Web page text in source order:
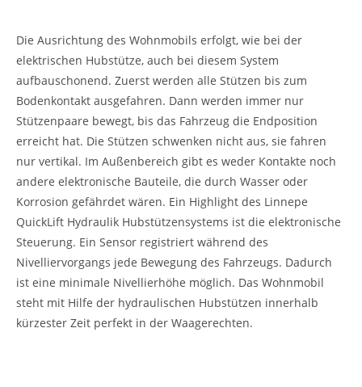
Die Ausrichtung des Wohnmobils erfolgt, wie bei der
elektrischen Hubstütze, auch bei diesem System
aufbauschonend. Zuerst werden alle Stützen bis zum
Bodenkontakt ausgefahren. Dann werden immer nur
Stützen­paare bewegt, bis das Fahrzeug die Endposition
erreicht hat. Die Stützen schwenken nicht aus, sie fahren
nur vertikal. Im Außenbereich gibt es weder Kontakte noch
andere elektronische Bauteile, die durch Wasser oder
Korrosion gefährdet wären. Ein Highlight des Linnepe
QuickLift Hydraulik Hubstützensystems ist die elektronische
Steuerung. Ein Sensor registriert während des
Nivelliervorgangs jede Bewegung des Fahrzeugs. Dadurch
ist eine minimale Nivellierhöhe möglich. Das Wohnmobil
steht mit Hilfe der hydraulischen Hubstützen innerhalb
kürzester Zeit perfekt in der Waagerechten.